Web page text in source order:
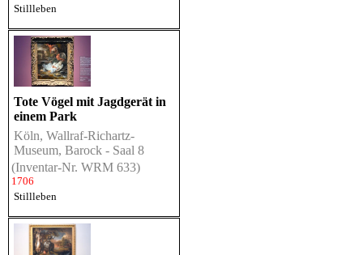
Stillleben
Tote Vögel mit Jagdgerät in
einem Park
Köln, Wallraf-Richartz-
Museum, Barock - Saal 8
(Inventar-Nr. WRM 633)
1706
Stillleben